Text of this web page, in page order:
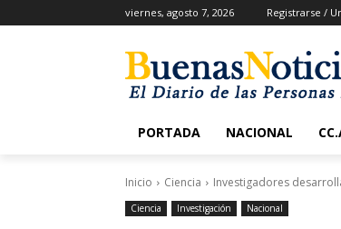
viernes, agosto 7, 2026 Registrarse /
PORTADA NACIONAL
Inicio Ciencia Investigadores
Ciencia Investigación Nacional